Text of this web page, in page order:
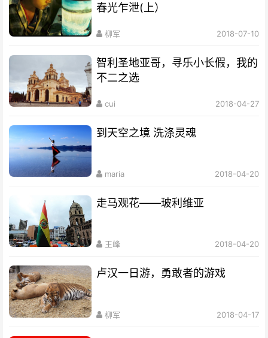
春光乍泄(上）
柳军 2018-07-10
智利圣地亚哥，寻乐小长假，我的
不二之选
cui 2018-04-27
到天空之境 洗涤灵魂
maria 2018-04-20
走马观花——玻利维亚
王峰 2018-04-20
卢汉一日游，勇敢者的游戏
柳军 2018-04-17